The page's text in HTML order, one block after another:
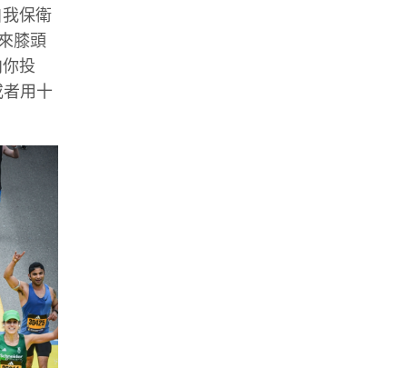
保衛
膝頭
投
者用十